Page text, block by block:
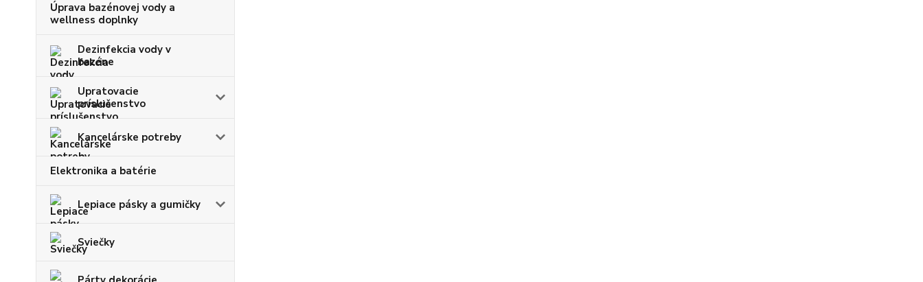
Úprava bazénovej vody a
wellness doplnky
Dezinfekcia vody v
bazéne
Upratovacie
príslušenstvo
Kancelárske potreby
Elektronika a batérie
Lepiace pásky a gumičky
Sviečky